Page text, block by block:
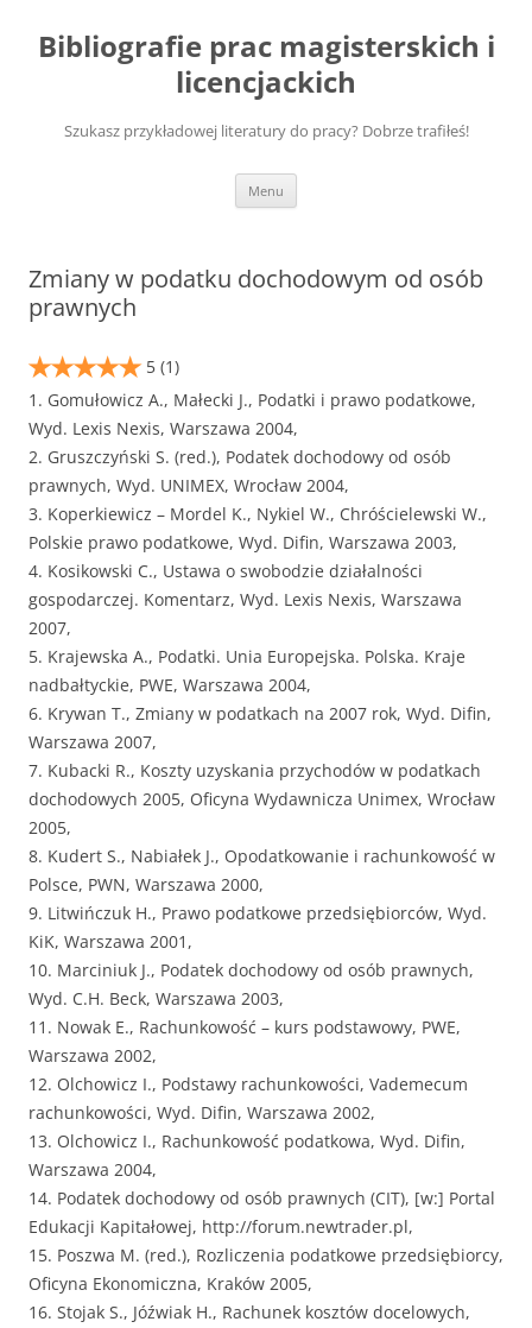
treści
Bibliografie prac magisterskich i
licencjackich
Szukasz przykładowej literatury do pracy? Dobrze trafiłeś!
Menu
Zmiany w podatku dochodowym od osób
prawnych
5 (1)
1. Gomułowicz A., Małecki J., Podatki i prawo podatkowe,
Wyd. Lexis Nexis, Warszawa 2004,
2. Gruszczyński S. (red.), Podatek dochodowy od osób
prawnych, Wyd. UNIMEX, Wrocław 2004,
3. Koperkiewicz – Mordel K., Nykiel W., Chróścielewski W.,
Polskie prawo podatkowe, Wyd. Difin, Warszawa 2003,
4. Kosikowski C., Ustawa o swobodzie działalności
gospodarczej. Komentarz, Wyd. Lexis Nexis, Warszawa
2007,
5. Krajewska A., Podatki. Unia Europejska. Polska. Kraje
nadbałtyckie, PWE, Warszawa 2004,
6. Krywan T., Zmiany w podatkach na 2007 rok, Wyd. Difin,
Warszawa 2007,
7. Kubacki R., Koszty uzyskania przychodów w podatkach
dochodowych 2005, Oficyna Wydawnicza Unimex, Wrocław
2005,
8. Kudert S., Nabiałek J., Opodatkowanie i rachunkowość w
Polsce, PWN, Warszawa 2000,
9. Litwińczuk H., Prawo podatkowe przedsiębiorców, Wyd.
KiK, Warszawa 2001,
10. Marciniuk J., Podatek dochodowy od osób prawnych,
Wyd. C.H. Beck, Warszawa 2003,
11. Nowak E., Rachunkowość – kurs podstawowy, PWE,
Warszawa 2002,
12. Olchowicz I., Podstawy rachunkowości, Vademecum
rachunkowości, Wyd. Difin, Warszawa 2002,
13. Olchowicz I., Rachunkowość podatkowa, Wyd. Difin,
Warszawa 2004,
14. Podatek dochodowy od osób prawnych (CIT), [w:] Portal
Edukacji Kapitałowej, http://forum.newtrader.pl,
15. Poszwa M. (red.), Rozliczenia podatkowe przedsiębiorcy,
Oficyna Ekonomiczna, Kraków 2005,
16. Stojak S., Jóźwiak H., Rachunek kosztów docelowych,